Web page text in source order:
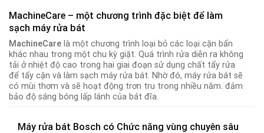
MachineCare – một chương trình đặc biệt để làm
sạch máy rửa bát
MachineCare là một chương trình loại bỏ các loại cặn bẩn
khác nhau trong một chu kỳ giặt. Quá trình rửa diễn ra không
tải ở nhiệt độ cao trong hai giai đoạn sử dụng chất tẩy rửa
để tẩy cặn và làm sạch máy rửa bát. Nhờ đó, máy rửa bát sẽ
có mùi thơm và sẽ hoạt động trơn tru trong nhiều năm. đảm
bảo độ sáng bóng lấp lánh của bát đĩa.
Máy rửa bát Bosch có Chức năng vùng chuyên sâu